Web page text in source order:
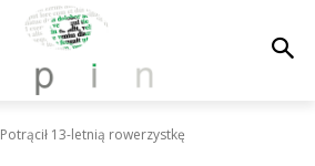
Potrącił 13-letnią rowerzystkę